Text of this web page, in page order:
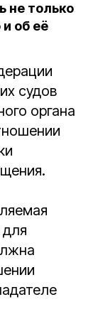
не только
об её
судов
органа